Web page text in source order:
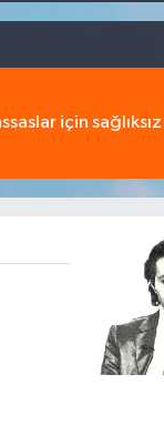
için sağlıksız